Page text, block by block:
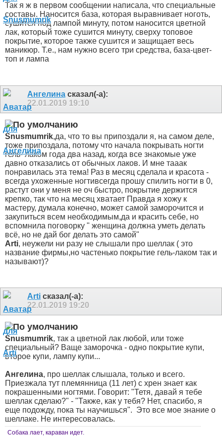
Так я ж в первом сообщении написала, что специальные
составы. Наносится база, которая выравнивает ноготь,
сушится под лампой минуту, потом наносится цветной
лак, который тоже сушится минуту, сверху топовое
покрытие, которое также сушится и защищает весь
маникюр. Т.е., нам нужно всего три средства, база-цвет-
топ и лампа
Ангелина сказал(-а):
22.01.2019 19:10
Snusmumrik,да, что то вы припоздали я, на самом деле,
тоже припоздала, потому что начала покрывать ногти
гель- лаком года два назад, когда все знакомые уже
давно отказались от обычных лаков. И мне тааак
понравилась эта тема! Раз в месяц сделала и красота -
всегда ухоженные ногтивсегда прошу спилить ногти в 0,
растут они у меня не оч быстро, покрытие держится
крепко, так что на месяц хватает Правда я хожу к
мастеру, думала конечно, может самой заморочится и
закупиться всем необходимым,да и красить себе, но
вспомнила поговорку " женщина должна уметь делать
всё, но не дай бог делать это самой"
Arti, неужели ни разу не слышали про шеллак ( это
название фирмы,но частенько покрытие гель-лаком так и
называют)?
Arti сказал(-а):
22.01.2019 19:20
Snusmumrik, так а цветной лак любой, или тоже
специальный? Ваще заморочка - одно покрытие купи,
второе купи, лампу купи...
Ангелина, про шеллак слышала, только и всего.
Приезжала тут племянница (11 лет) с хрен знает как
покрашенными ногтями. Говорит: "Тетя, давай я тебе
шеллак сделаю?" - "Также, как у тебя? Нет, спасибо, я
еще подожду, пока ты научишься". Это все мое знание о
шеллаке. Не интересовалась.
Собака лает, караван идет.